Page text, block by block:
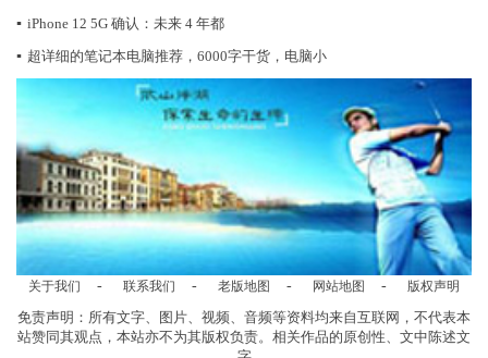
▪ iPhone 12 5G 确认：未来 4 年都
▪ 超详细的笔记本电脑推荐，6000字干货，电脑小
关于我们 - 联系我们 - 老版地图 - 网站地图 - 版权声明
免责声明：所有文字、图片、视频、音频等资料均来自互联网，不代表本
站赞同其观点，本站亦不为其版权负责。相关作品的原创性、文中陈述文